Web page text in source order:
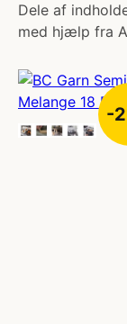
Dele af
med hjælp fra
-